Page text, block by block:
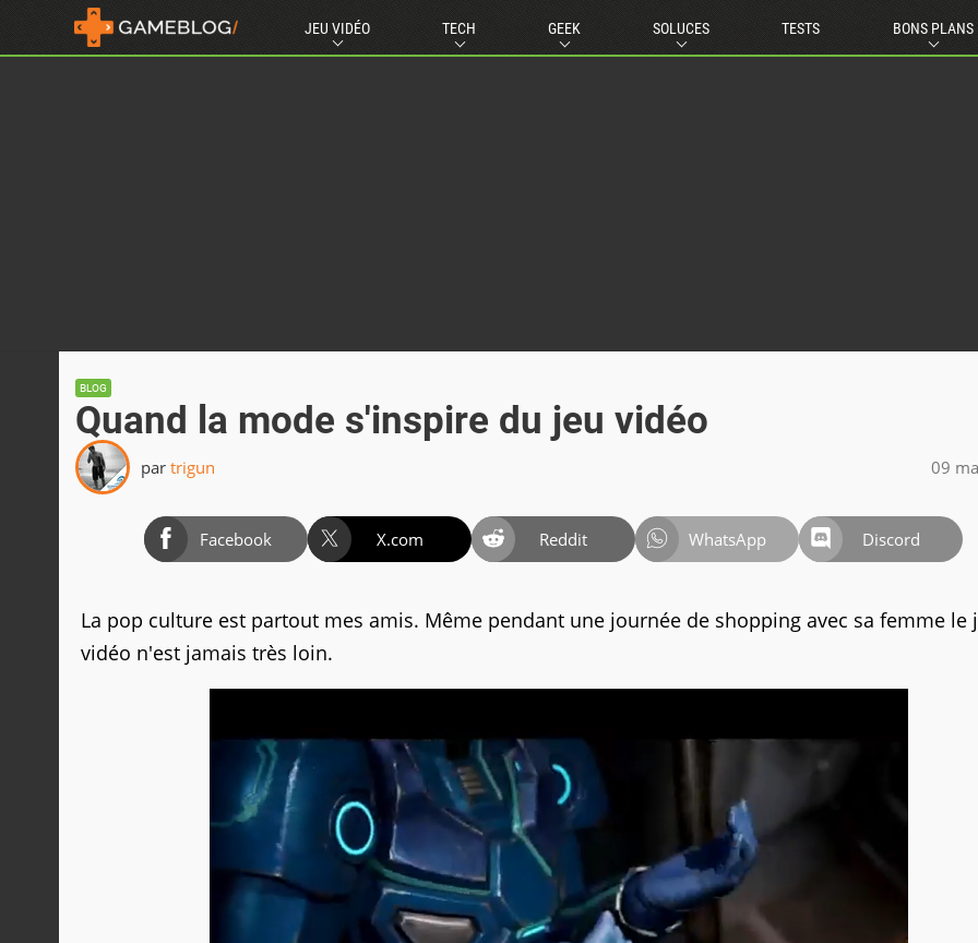
JEU VIDÉO TECH GEEK SOLUCES TESTS BONS PLANS
BLOG
Quand la mode s'inspire du jeu vidéo
par trigun 09
Facebook X.com Reddit WhatsApp Discord
La pop culture est partout mes amis. Même pendant une journée de shopping avec sa femme le
vidéo n'est jamais très loin.